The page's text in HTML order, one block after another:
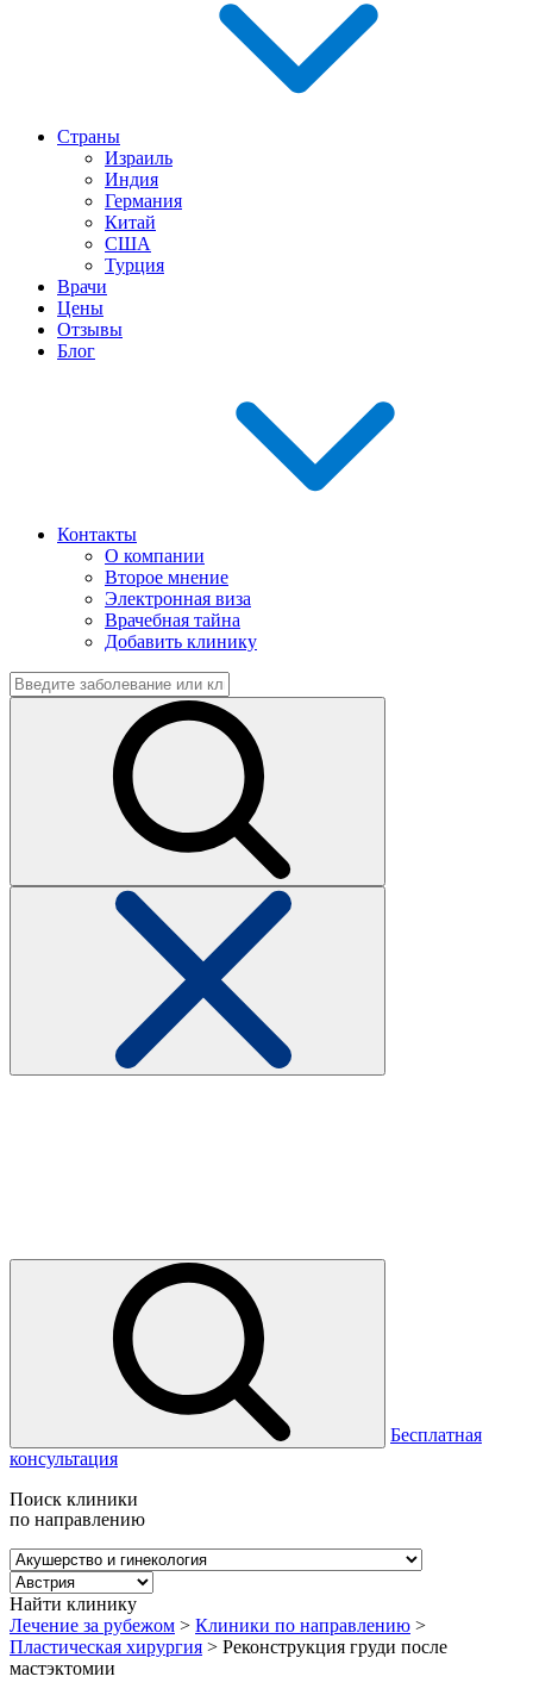
Страны
Израиль
Индия
Германия
Китай
США
Турция
Врачи
Цены
Отзывы
Блог
Контакты
О компании
Второе мнение
Электронная виза
Врачебная тайна
Добавить клинику
Бесплатная
консультация
Поиск клиники
по направлению
Найти клинику
Лечение за рубежом > Клиники по направлению >
Пластическая хирургия > Реконструкция груди после
мастэктомии